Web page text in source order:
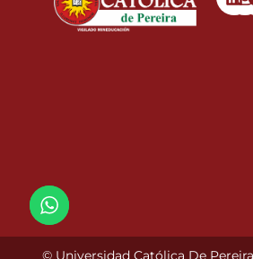
© Universidad Católica De